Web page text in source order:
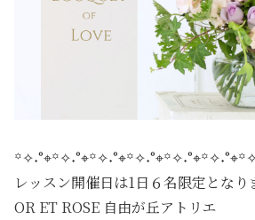
レッスン開催日は1日６名限定となり
OR ET ROSE 自由が丘アトリエ